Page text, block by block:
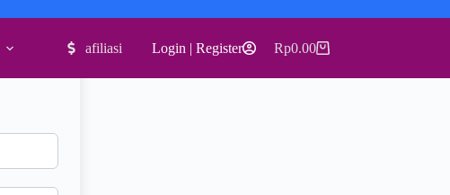
afiliasi Login | Register
Shopping
Rp0.00